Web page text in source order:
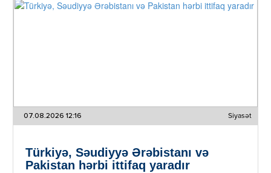
07.08.2026 12:16 Siyasət
Türkiyə, Səudiyyə Ərəbistanı və
Pakistan hərbi ittifaq yaradır